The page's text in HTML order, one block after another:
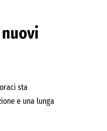
sta
e una lunga